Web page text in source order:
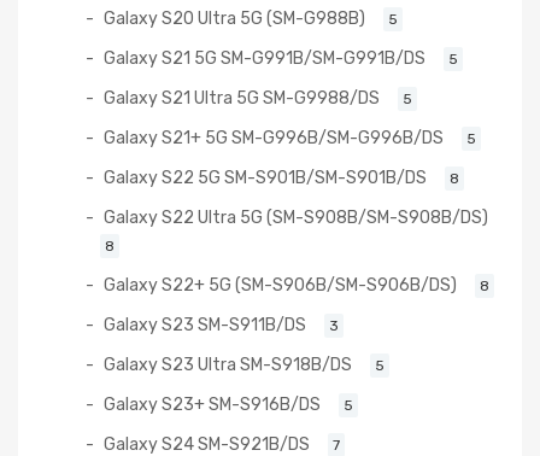
Galaxy S20 Ultra 5G (SM-G988B) 5
Galaxy S21 5G SM-G991B/SM-G991B/DS 5
Galaxy S21 Ultra 5G SM-G9988/DS 5
Galaxy S21+ 5G SM-G996B/SM-G996B/DS 5
Galaxy S22 5G SM-S901B/SM-S901B/DS 8
Galaxy S22 Ultra 5G (SM-S908B/SM-S908B/DS)
8
Galaxy S22+ 5G (SM-S906B/SM-S906B/DS) 8
Galaxy S23 SM-S911B/DS 3
Galaxy S23 Ultra SM-S918B/DS 5
Galaxy S23+ SM-S916B/DS 5
Galaxy S24 SM-S921B/DS 7